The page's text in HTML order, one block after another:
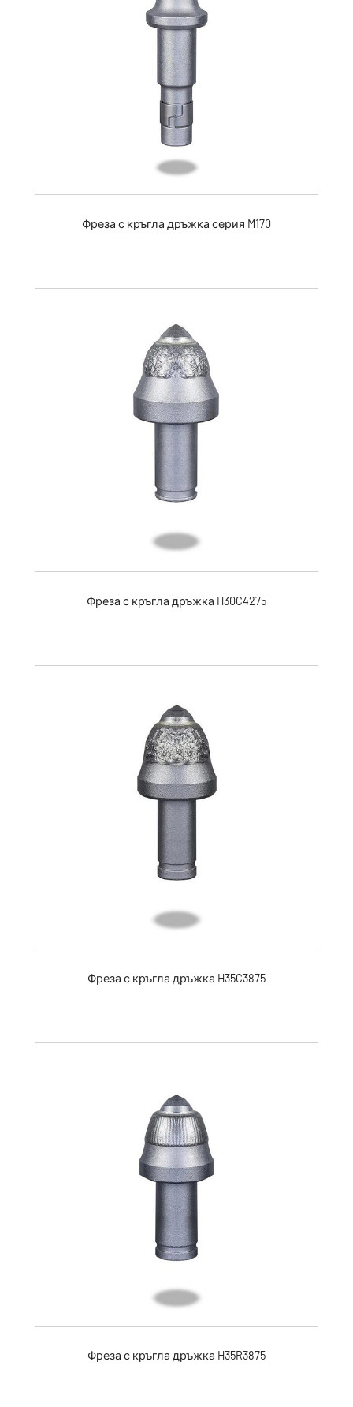
Фреза с кръгла дръжка серия M170
Фреза с кръгла дръжка H30C4275
Фреза с кръгла дръжка H35C3875
Фреза с кръгла дръжка H35R3875